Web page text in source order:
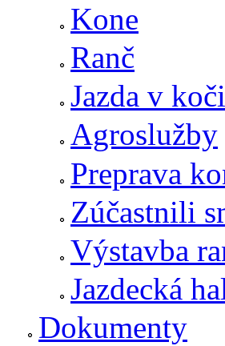
Kone
Ranč
Jazda v koči
Agroslužby
Preprava
Zúčastnili
Výstavba
Jazdecká
Dokumenty